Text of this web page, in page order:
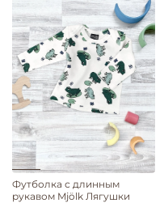
Футболка с длинным
рукавом Mjölk Лягушки